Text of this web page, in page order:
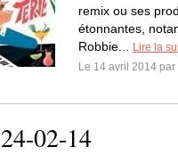
remix ou ses
étonnantes,
Robbie...
Lire la
Le 14 avril 2014 par
02-14